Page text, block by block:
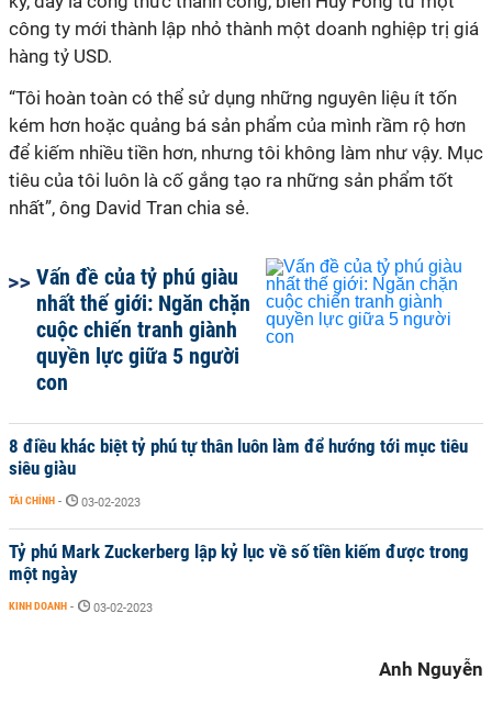
công ty mới thành lập nhỏ thành một doanh nghiệp trị giá
hàng tỷ USD.
“Tôi hoàn toàn có thể sử dụng những nguyên liệu ít tốn
kém hơn hoặc quảng bá sản phẩm của mình rầm rộ hơn
để kiếm nhiều tiền hơn, nhưng tôi không làm như vậy. Mục
tiêu của tôi luôn là cố gắng tạo ra những sản phẩm tốt
nhất”, ông David Tran chia sẻ.
Vấn đề của tỷ phú giàu
nhất thế giới: Ngăn chặn
cuộc chiến tranh giành
quyền lực giữa 5 người
con
8 điều khác biệt tỷ phú tự thân luôn làm để hướng tới mục tiêu
siêu giàu
TÀI CHÍNH - 03-02-2023
Tỷ phú Mark Zuckerberg lập kỷ lục về số tiền kiếm được trong
một ngày
KINH DOANH - 03-02-2023
Anh Nguyễn